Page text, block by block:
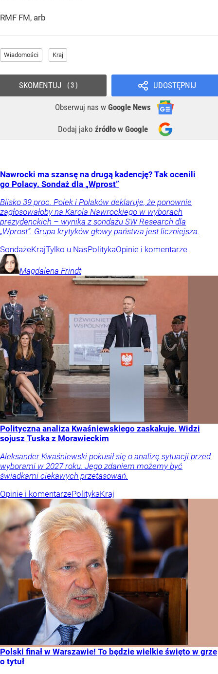
RMF FM, arb
Wiadomości Kraj
UDOSTĘPNIJ
Obserwuj nas w Google News
Dodaj jako źródło w Google
SKOMENTUJ 3
Nawrocki ma szansę na drugą kadencję? Tak ocenili
go Polacy. Sondaż dla „Wprost”
Blisko 39 proc. Polek i Polaków deklaruje, że ponownie
zagłosowałoby na Karola Nawrockiego w wyborach
prezydenckich – wynika z sondażu SW Research dla
„Wprost”. Grupa krytyków głowy państwa jest liczniejsza.
SondażeKrajTylko u NasPolitykaOpinie i komentarze
Magdalena Frindt
Polityczna analiza Kwaśniewskiego zaskakuje. Widzi
sojusz Tuska z Morawieckim
Aleksander Kwaśniewski pokusił się o analizę sytuacji przed
wyborami w 2027 roku. Jego zdaniem możemy być
świadkami ciekawych przetasowań.
Opinie i komentarzePolitykaKraj
Polski finał w Warszawie! To będzie wielkie święto w grze
o tytuł